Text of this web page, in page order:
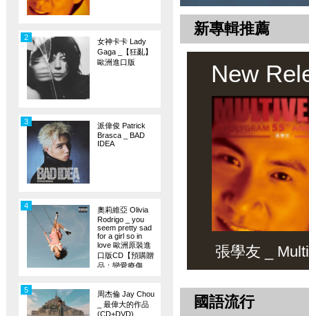
女神卡卡 Lady
Gaga _【狂亂】
歐洲進口版
2
派偉俊 Patrick
Brasca _ BAD
IDEA
3
奧莉維亞 Olivia
Rodrigo _ you
seem pretty sad
for a girl so in
love 歐洲原裝進
口版CD【預購贈
品：戀愛療傷
4
周杰倫 Jay Chou
_ 最偉大的作品
(CD+DVD)
5
新專輯推薦
New
張學友 _
國語流行